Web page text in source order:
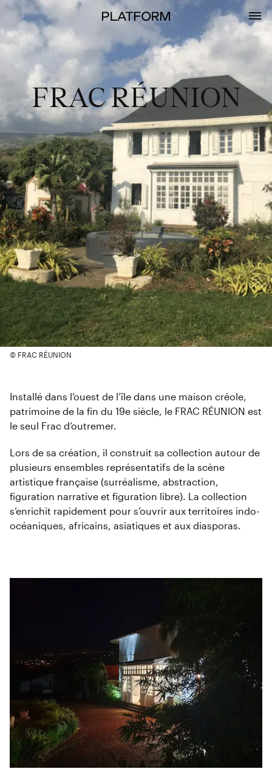
© FRAC RÉUNION
FRAC RÉUNION
Installé dans l’ouest de l’île dans une maison créole,
patrimoine de la fin du 19e siècle, le FRAC RÉUNION est
le seul Frac d’outremer.
Lors de sa création, il construit sa collection autour de
plusieurs ensembles représentatifs de la scène
artistique française (surréalisme, abstraction,
figuration narrative et figuration libre). La collection
s’enrichit rapidement pour s’ouvrir aux territoires indo-
océaniques, africains, asiatiques et aux diasporas.